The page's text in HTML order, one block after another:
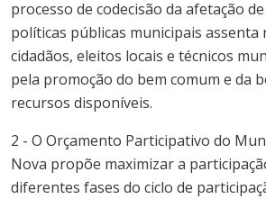
processo de codecisão da afetação
políticas públicas municipais
cidadãos, eleitos locais e técnicos
pela promoção do bem comum e da
recursos disponíveis.
2 - O Orçamento Participativo do
Nova propõe maximizar a
diferentes fases do ciclo de